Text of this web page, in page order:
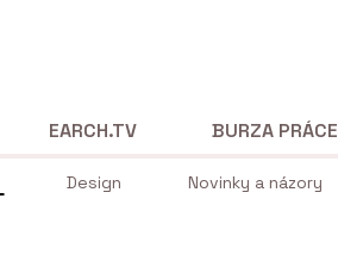
Design Novinky a názory
EARCH.TV BURZA PRÁCE